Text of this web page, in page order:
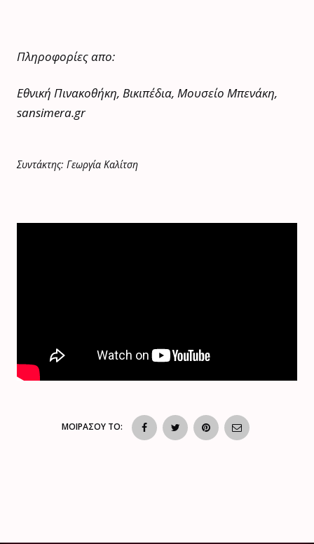
Πληροφορίες απο:
Εθνική Πινακοθήκη, Βικιπέδια, Μουσείο Μπενάκη,
sansimera.gr
Συντάκτης: Γεωργία Καλίτση
ΜΟΙΡΑΣΟΥ ΤΟ: